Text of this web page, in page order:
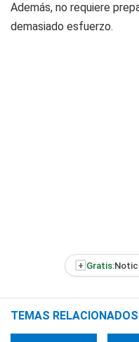
Además, no requiere
demasiado esfuerzo.
+ Gratis:
TEMAS RELACIONADOS